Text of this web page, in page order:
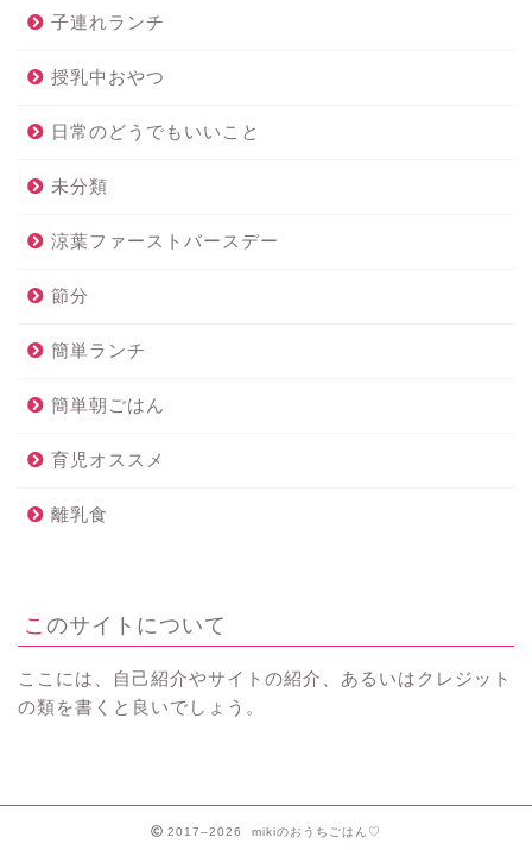
子連れランチ
授乳中おやつ
日常のどうでもいいこと
未分類
涼葉ファーストバースデー
節分
簡単ランチ
簡単朝ごはん
育児オススメ
離乳食
このサイトについて
ここには、自己紹介やサイトの紹介、あるいはクレジット
の類を書くと良いでしょう。
2017–2026 mikiのおうちごはん♡